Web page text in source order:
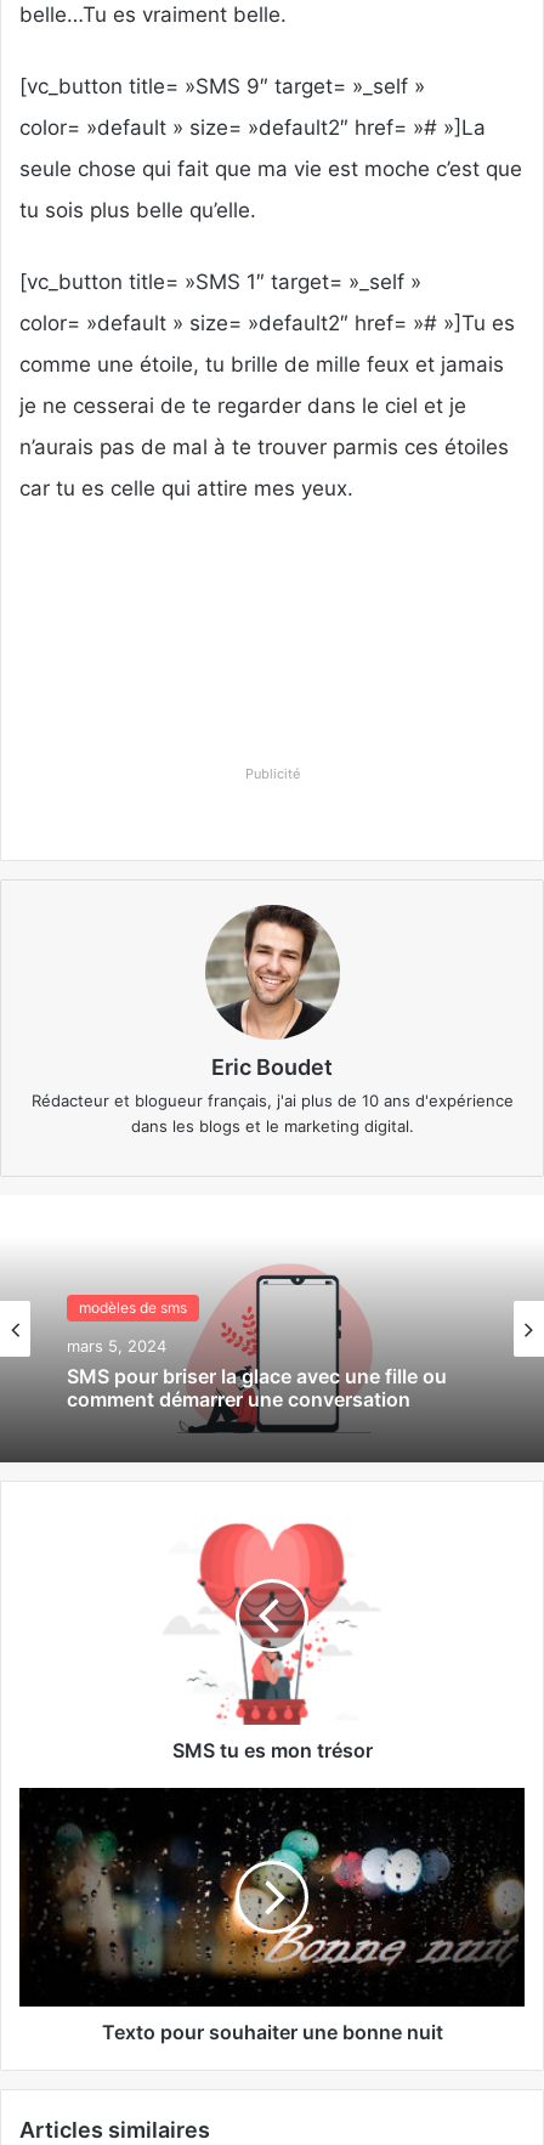
belle…Tu es vraiment belle.
[vc_button title= »SMS 9″ target= »_self »
color= »default » size= »default2″ href= »# »]La
seule chose qui fait que ma vie est moche c’est que
tu sois plus belle qu’elle.
[vc_button title= »SMS 1″ target= »_self »
color= »default » size= »default2″ href= »# »]Tu es
comme une étoile, tu brille de mille feux et jamais
je ne cesserai de te regarder dans le ciel et je
n’aurais pas de mal à te trouver parmis ces étoiles
car tu es celle qui attire mes yeux.
Publicité
Eric Boudet
Rédacteur et blogueur français, j'ai plus de 10 ans d'expérience
dans les blogs et le marketing digital.
modèles de sms
mars 5, 2024
comment démarrer une conversation
février 28, 2024
Sms j’ai rêvé de toi cette nuit
SMS tu es mon trésor
Texto pour souhaiter une bonne nuit
Articles similaires